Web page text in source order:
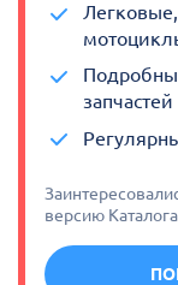
запчастей
версию